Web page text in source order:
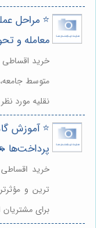
⭐️ مراحل
معامله و
خرید اقساطی
متوسط
نقلیه مورد
⭐️ آموزش
پرداخت‌ها
خرید
ترین و
برای